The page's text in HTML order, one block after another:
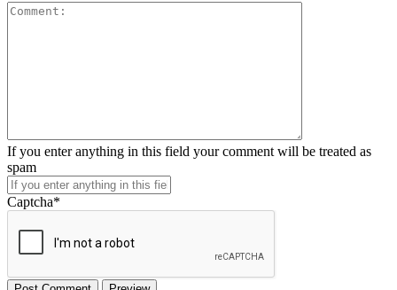
If you enter anything in this field your comment will be treated as
spam
Captcha*